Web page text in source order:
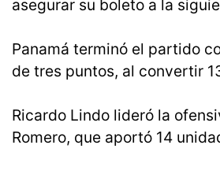
asegurar su boleto a la
Panamá terminó el partido
de tres puntos, al convertir
Ricardo Lindo lideró la
Romero, que aportó 14